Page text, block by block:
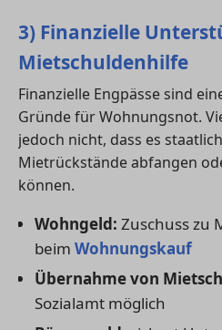
3) Finanzielle
Mietschuldenhilfe
Finanzielle Engpässe sind
Gründe für Wohnungsnot.
jedoch nicht, dass es
Mietrückstände abfangen
können.
Wohngeld: Zuschuss zu
beim Wohnungskauf
Übernahme von
Sozialamt möglich